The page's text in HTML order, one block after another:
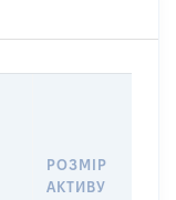
РОЗМІР
АКТИВУ